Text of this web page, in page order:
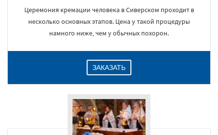
Церемония кремации человека в Сиверском проходит в
несколько основных этапов. Цена у такой процедуры
намного ниже, чем у обычных похорон.
ЗАКАЗАТЬ